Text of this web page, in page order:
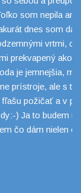
ani nepamätám
dávala aj
odoberá
je to možné,
mäkšia,
s týmto sa ešte
v práci ju ukáže
určite všade
ocinovi pod